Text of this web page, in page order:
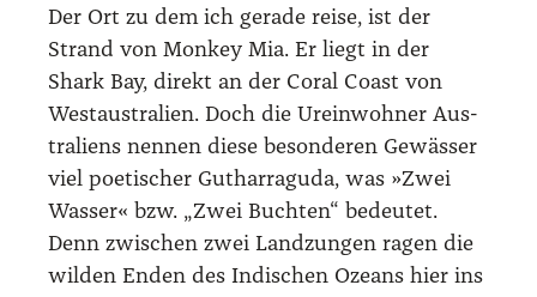
Der Ort zu dem ich gera­de rei­se, ist der
Strand von Mon­key Mia. Er liegt in der
Shark Bay, direkt an der Coral Coast von
West­aus­tra­li­en. Doch die Urein­woh­ner Aus­
tra­li­ens nen­nen die­se beson­de­ren Gewäs­ser
viel poe­ti­scher Gut­har­ra­gu­da, was »Zwei
Was­ser« bzw. „Zwei Buch­ten“ bedeu­tet.
Denn zwi­schen zwei Land­zun­gen ragen die
wil­den Enden des Indi­schen Oze­ans hier ins